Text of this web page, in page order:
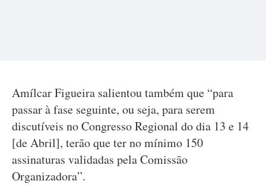
Amílcar Figueira salientou também que “para
passar à fase seguinte, ou seja, para serem
discutíveis no Congresso Regional do dia 13 e 14
[de Abril], terão que ter no mínimo 150
assinaturas validadas pela Comissão
Organizadora”.